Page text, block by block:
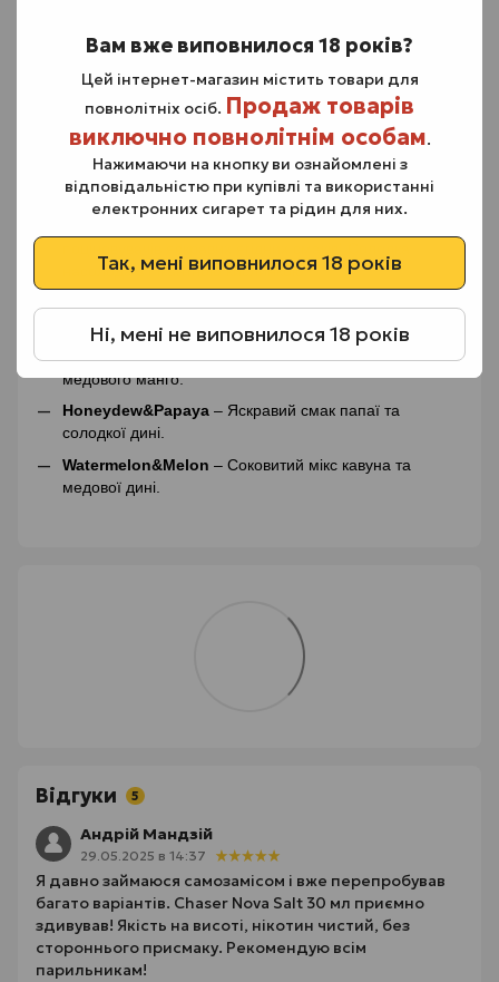
Вам вже виповнилося 18 років?
Цей інтернет-магазин містить товари для
повнолітніх осіб. Продаж товарів
виключно повнолітнім особам.
Нажимаючи на кнопку ви ознайомлені з
відповідальністю при купівлі та використанні
електронних сигарет та рідин для них.
Так, мені виповнилося 18 років
Ні, мені не виповнилося 18 років
журавлина з пікантною кислинкою у хвилях
– Ніжна морозна м'ята та по-літньому
барвиста стигла смородина — той самий баланс,
який ти шукаєш!
Berry&Mint– Яскравий ягідний вибух з крижаними
нотками м‘яти.
насолода з пікантною кислинкою.
смородини і соковитого винограду.
Peach&Mango– Ніжне поєднання персика та
медового манго.
Honeydew&Papaya – Яскравий смак папаї та
солодкої дині.
Watermelon&Melon – Соковитий мікс кавуна та
медової дині.
Відгуки 5
Андрій Мандзій
29.05.2025 в 14:37
Я давно займаюся самозамісом і вже перепробував
багато варіантів. Chaser Nova Salt 30 мл приємно
здивував! Якість на висоті, нікотин чистий, без
стороннього присмаку. Рекомендую всім
парильникам!